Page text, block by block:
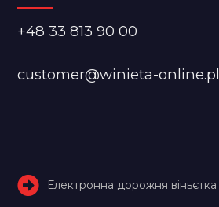
+48 33 813 90 00
customer@winieta-online.pl
Електронна дорожня віньєтка